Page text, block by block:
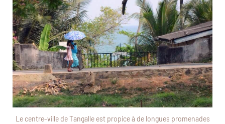
Le centre-ville de Tangalle est propice à de longues promenades